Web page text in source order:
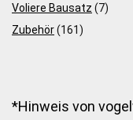
Voliere Bausatz (7)
Zubehör(161)
*Hinweis von